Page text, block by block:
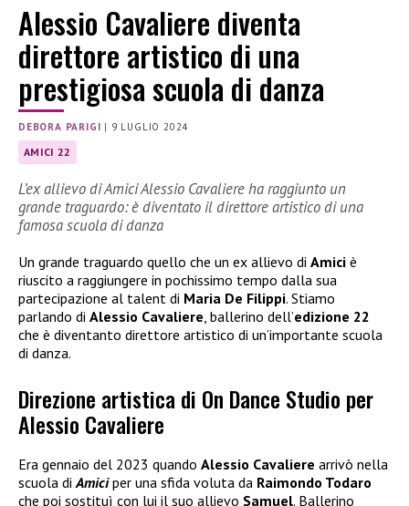
Alessio Cavaliere diventa
direttore artistico di una
prestigiosa scuola di danza
DEBORA PARIGI | 9 LUGLIO 2024
AMICI 22
L’ex allievo di Amici Alessio Cavaliere ha raggiunto un
grande traguardo: è diventato il direttore artistico di una
famosa scuola di danza
Un grande traguardo quello che un ex allievo di Amici è
riuscito a raggiungere in pochissimo tempo dalla sua
partecipazione al talent di Maria De Filippi. Stiamo
parlando di Alessio Cavaliere, ballerino dell’edizione 22
che è diventanto direttore artistico di un’importante scuola
di danza.
Direzione artistica di On Dance Studio per
Alessio Cavaliere
Era gennaio del 2023 quando Alessio Cavaliere arrivò nella
scuola diAmiciper una sfida voluta da Raimondo Todaro
che poi sostituì con lui il suo allievo Samuel. Ballerino